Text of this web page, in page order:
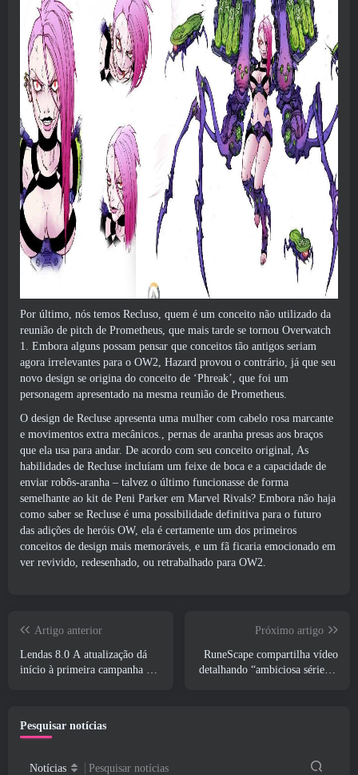
Por último, nós temos Recluso, quem é um conceito não utilizado da
reunião de pitch de Prometheus, que mais tarde se tornou Overwatch
1. Embora alguns possam pensar que conceitos tão antigos seriam
agora irrelevantes para o OW2, Hazard provou o contrário, já que seu
novo design se origina do conceito de ‘Phreak’, que foi um
personagem apresentado na mesma reunião de Prometheus.
O design de Recluse apresenta uma mulher com cabelo rosa marcante
e movimentos extra mecânicos., pernas de aranha presas aos braços
que ela usa para andar. De acordo com seu conceito original, As
habilidades de Recluse incluíam um feixe de boca e a capacidade de
enviar robôs-aranha – talvez o último funcionasse de forma
semelhante ao kit de Peni Parker em Marvel Rivals? Embora não haja
como saber se Recluse é uma possibilidade definitiva para o futuro
das adições de heróis OW, ela é certamente um dos primeiros
conceitos de design mais memoráveis, e um fã ficaria emocionado em
ver revivido, redesenhado, ou retrabalhado para OW2.
Artigo anterior
Lendas 8.0 A atualização dá
início à primeira campanha de
Próximo artigo
RuneScape compartilha vídeo
detalhando “ambiciosa série de
Pesquisar notícias
Notícias Pesquisar notícias